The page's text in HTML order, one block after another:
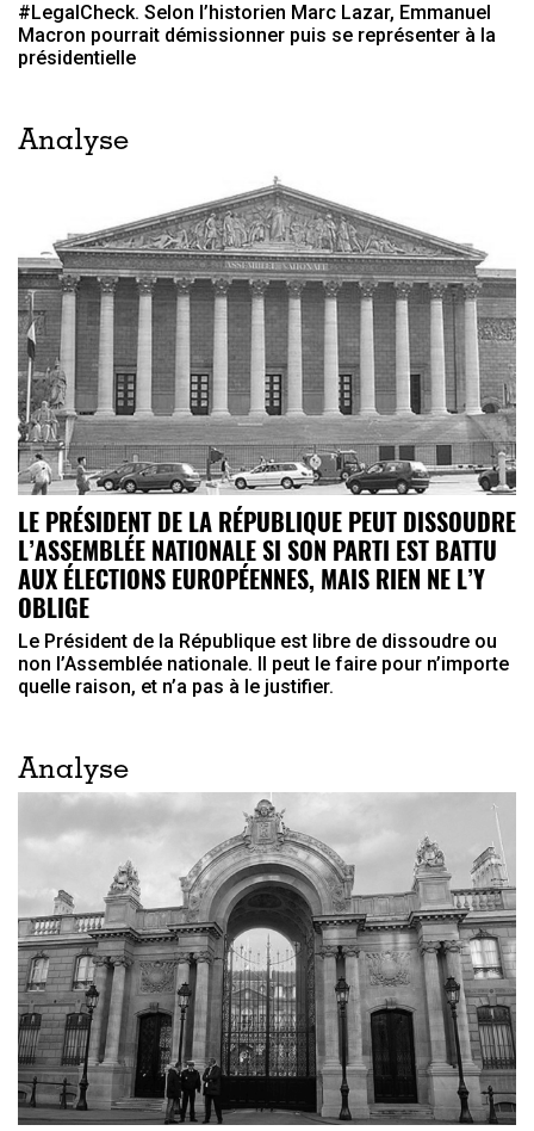
#LegalCheck. Selon l’historien Marc Lazar, Emmanuel
Macron pourrait démissionner puis se représenter à la
présidentielle
Analyse
LE PRÉSIDENT DE LA RÉPUBLIQUE PEUT DISSOUDRE
L’ASSEMBLÉE NATIONALE SI SON PARTI EST BATTU
AUX ÉLECTIONS EUROPÉENNES, MAIS RIEN NE L’Y
OBLIGE
Le Président de la République est libre de dissoudre ou
non l’Assemblée nationale. Il peut le faire pour n’importe
quelle raison, et n’a pas à le justifier.
Analyse